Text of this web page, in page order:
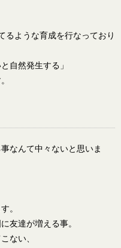
るような育成を行なっており
自然発生する」
なんて中々ないと思いま
。
友達が増える事。
ない、